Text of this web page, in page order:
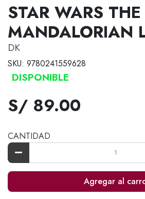
STAR WARS THE
MANDALORIAN
DK
SKU: 9780241559628
DISPONIBLE
S/ 89.00
CANTIDAD
Agregar al